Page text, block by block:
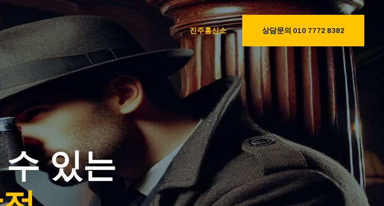
진주흥신소 상담문의 010 7772 8382
있는